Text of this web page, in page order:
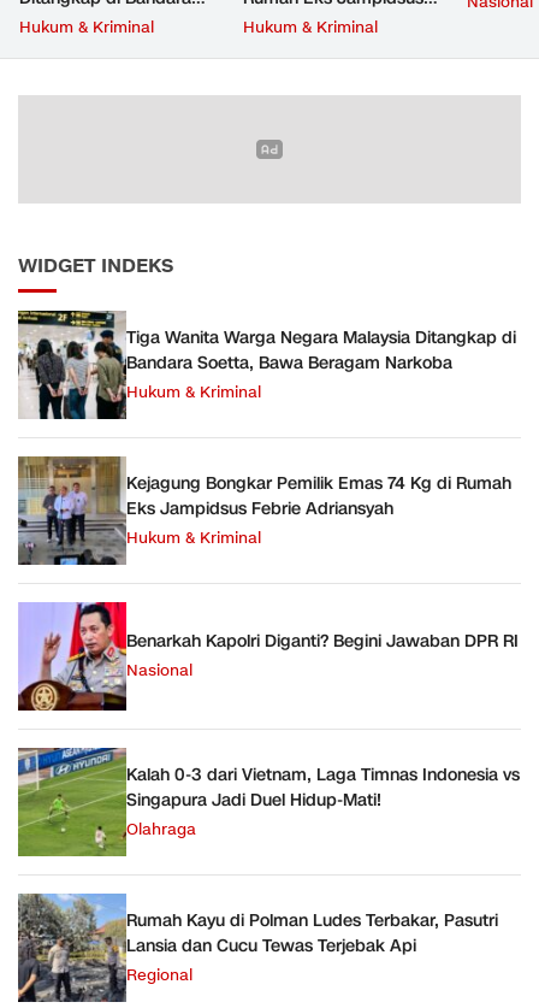
Soetta, Bawa Beragam
Hukum & Kriminal
Febrie Adriansyah
Hukum & Kriminal
WIDGET INDEKS
Tiga Wanita Warga Negara Malaysia Ditangkap di
Bandara Soetta, Bawa Beragam Narkoba
Hukum & Kriminal
Kejagung Bongkar Pemilik Emas 74 Kg di Rumah
Eks Jampidsus Febrie Adriansyah
Hukum & Kriminal
Benarkah Kapolri Diganti? Begini Jawaban DPR RI
Nasional
Kalah 0-3 dari Vietnam, Laga Timnas Indonesia vs
Singapura Jadi Duel Hidup-Mati!
Olahraga
Rumah Kayu di Polman Ludes Terbakar, Pasutri
Lansia dan Cucu Tewas Terjebak Api
Regional